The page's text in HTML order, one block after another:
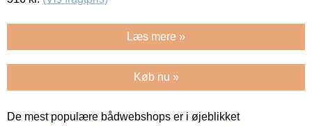
Læs mere »
Køb nu »
De mest populære bådwebshops er i øjeblikket